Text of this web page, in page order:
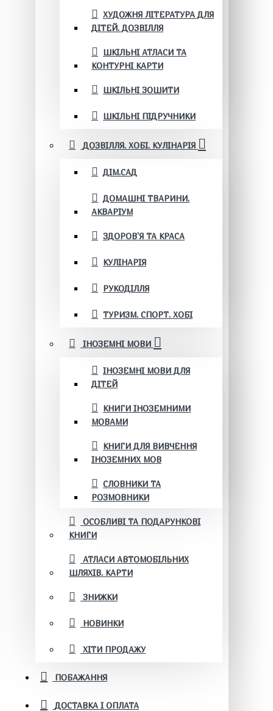
ХУДОЖНЯ ЛІТЕРАТУРА ДЛЯ
ДІТЕЙ. ДОЗВІЛЛЯ
ШКІЛЬНІ АТЛАСИ ТА
КОНТУРНІ КАРТИ
ШКІЛЬНІ ЗОШИТИ
ШКІЛЬНІ ПІДРУЧНИКИ
ДОЗВІЛЛЯ. ХОБІ. КУЛІНАРІЯ
ДІМ.САД
ДОМАШНІ ТВАРИНИ.
АКВАРІУМ
ЗДОРОВ'Я ТА КРАСА
КУЛІНАРІЯ
РУКОДІЛЛЯ
ТУРИЗМ. СПОРТ. ХОБІ
ІНОЗЕМНІ МОВИ
ІНОЗЕМНІ МОВИ ДЛЯ
ДІТЕЙ
КНИГИ ІНОЗЕМНИМИ
МОВАМИ
КНИГИ ДЛЯ ВИВЧЕННЯ
ІНОЗЕМНИХ МОВ
СЛОВНИКИ ТА
РОЗМОВНИКИ
ОСОБЛИВІ ТА ПОДАРУНКОВІ
КНИГИ
АТЛАСИ АВТОМОБІЛЬНИХ
ШЛЯХІВ. КАРТИ
ЗНИЖКИ
НОВИНКИ
ХІТИ ПРОДАЖУ
ПОБАЖАННЯ
ДОСТАВКА І ОПЛАТА